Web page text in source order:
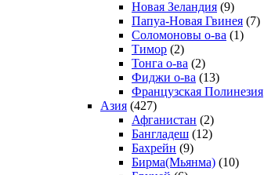
Новая Зеландия (9)
Папуа-Новая Гвинея (7)
Соломоновы о-ва (1)
Тимор (2)
Тонга о-ва (2)
Фиджи о-ва (13)
Французская Полинезия
Азия (427)
Афганистан (2)
Бангладеш (12)
Бахрейн (9)
Бирма(Мьянма) (10)